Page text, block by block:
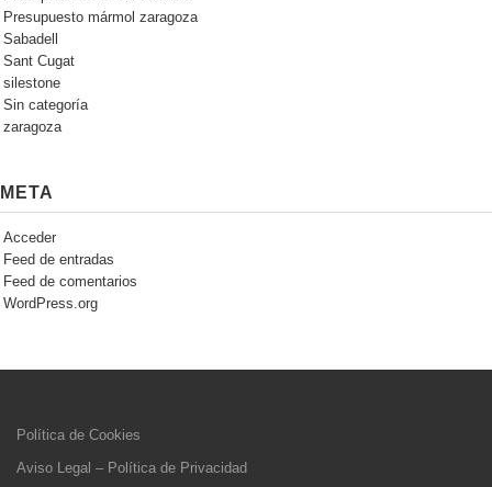
Presupuesto mármol zaragoza
Sabadell
Sant Cugat
silestone
Sin categoría
zaragoza
META
Acceder
Feed de entradas
Feed de comentarios
WordPress.org
Política de Cookies
Aviso Legal – Política de Privacidad